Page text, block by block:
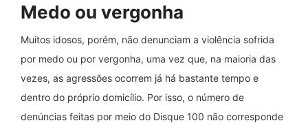
Medo ou vergonha
Muitos idosos, porém, não denunciam a violência sofrida
por medo ou por vergonha, uma vez que, na maioria das
vezes, as agressões ocorrem já há bastante tempo e
dentro do próprio domicílio. Por isso, o número de
denúncias feitas por meio do Disque 100 não corresponde